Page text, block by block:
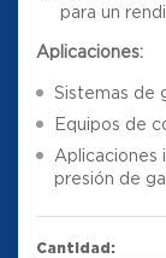
para un
Aplicaciones:
Sistemas de
Equipos de
Aplicaciones
presión de
Cantidad: